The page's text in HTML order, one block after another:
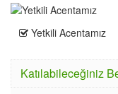
Yetkili Acentamız
Katılabileceğiniz